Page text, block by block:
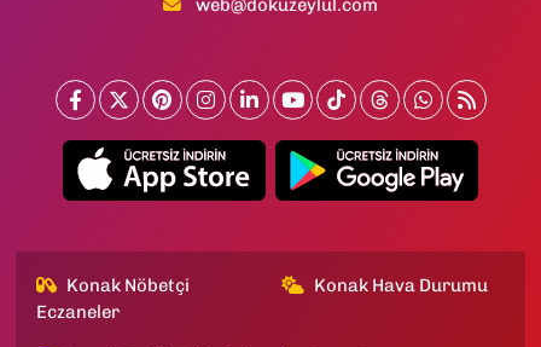
Konak Nöbetçi
Eczaneler
Konak Hava Durumu